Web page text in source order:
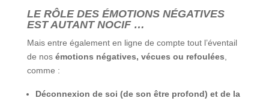
LE RÔLE DES ÉMOTIONS NÉGATIVES
EST AUTANT NOCIF …
Mais entre également en ligne de compte tout l’éventail
de nos émotions négatives, vécues ou refoulées
comme :
Déconnexion de soi (de son être profond) et de la